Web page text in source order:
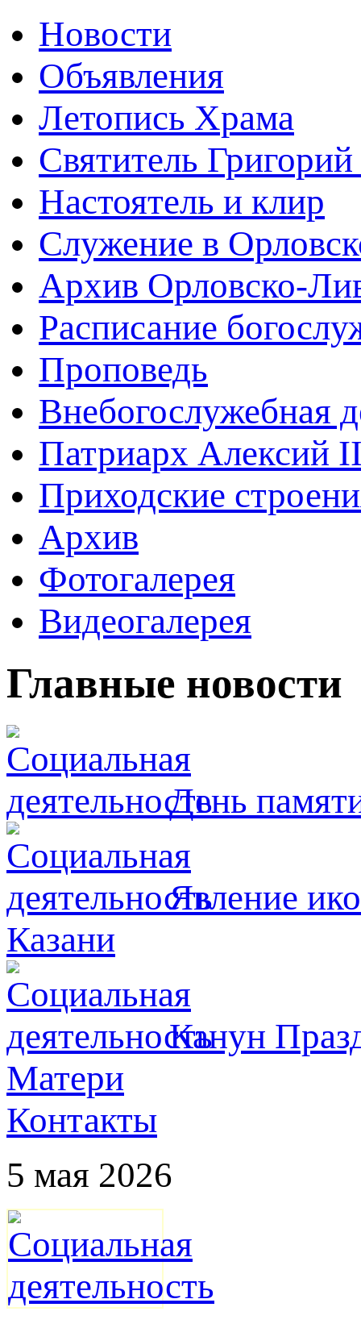
Новости
Объявления
Летопись Храма
Святитель
Настоятель и клир
Служение в
Архив Орловско-
Расписание
Проповедь
Внебогослужебная
Патриарх Алексий
Приходские
Архив
Фотогалерея
Видеогалерея
Главные новости
День
Явлeние
Казани
Канун
Матери
Контакты
5 мая 2026